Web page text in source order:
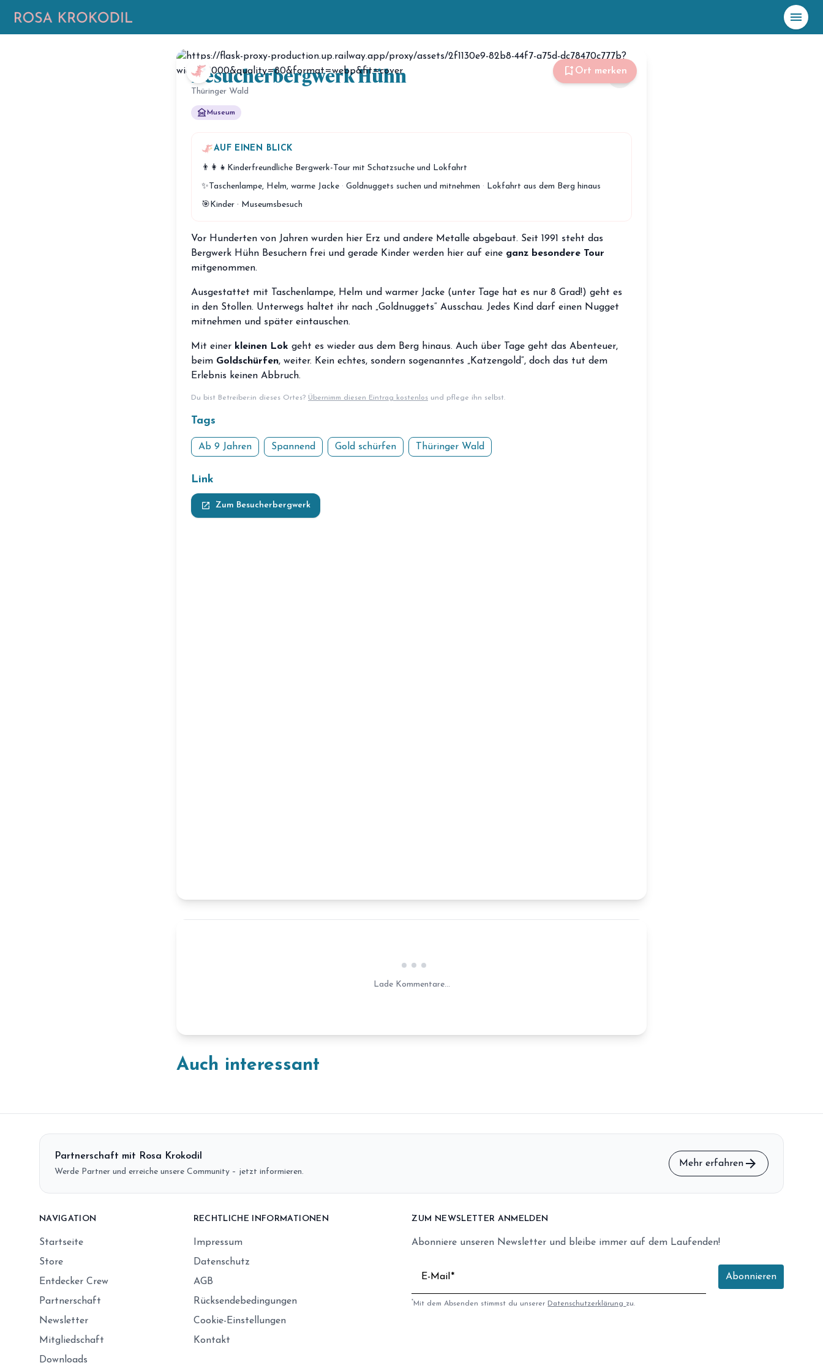
menu
☀️Heute
Plane mit Kro
storefront
loyalty
handshake
groups
bookmark_add Ort merken
Besucherbergwerk Hühn
Thüringer Wald
museum Museum
share
AUF EINEN BLICK
👨‍👩‍👧 Kinderfreundliche Bergwerk-Tour mit Schatzsuche und Lokfahrt
✨ Taschenlampe, Helm, warme Jacke · Goldnuggets suchen und mitnehmen · Lokfahrt aus dem Berg hinaus
🎯Kinder · Museumsbesuch
Vor Hunderten von Jahren wurden hier Erz und andere Metalle abgebaut. Seit 1991 steht das
Bergwerk Hühn Besuchern frei und gerade Kinder werden hier auf eine ganz besondere Tour
mitgenommen.
Ausgestattet mit Taschenlampe, Helm und warmer Jacke (unter Tage hat es nur 8 Grad!) geht es
in den Stollen. Unterwegs haltet ihr nach „Goldnuggets“ Ausschau. Jedes Kind darf einen Nugget
mitnehmen und später eintauschen.
Mit einer kleinen Lok geht es wieder aus dem Berg hinaus. Auch über Tage geht das Abenteuer,
beim Goldschürfen, weiter. Kein echtes, sondern sogenanntes „Katzengold“, doch das tut dem
Erlebnis keinen Abbruch.
Du bist Betreiber:in dieses Ortes? Übernimm diesen Eintrag kostenlos und pflege ihn selbst.
Tags
Ab 9 Jahren Spannend Gold schürfen Thüringer Wald
Link
launch Zum Besucherbergwerk
Lade Kommentare...
Auch interessant
Partnerschaft mit Rosa Krokodil
Werde Partner und erreiche unsere Community – jetzt informieren.
Mehr erfahren arrow_forward
NAVIGATION
Startseite
Store
Entdecker Crew
Partnerschaft
Newsletter
Mitgliedschaft
Downloads
RECHTLICHE INFORMATIONEN
Impressum
Datenschutz
AGB
Rücksendebedingungen
Cookie-Einstellungen
Kontakt
ZUM NEWSLETTER ANMELDEN
Abonniere unseren Newsletter und bleibe immer auf dem Laufenden!
E-Mail Abonnieren
*Mit dem Absenden stimmst du unserer Datenschutzerklärung zu.